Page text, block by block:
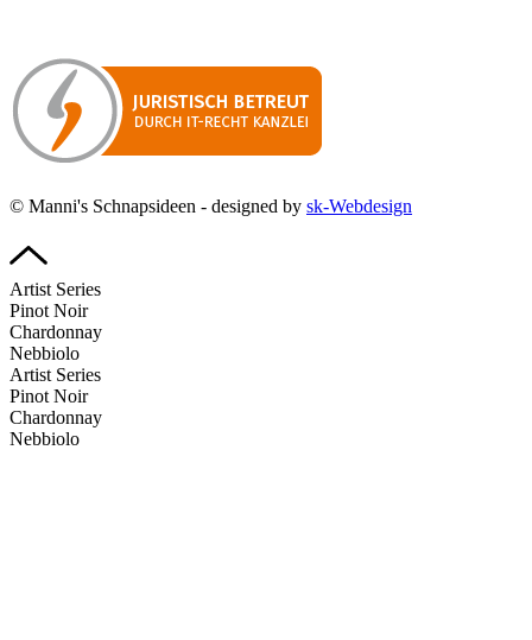
© Manni's Schnapsideen - designed by sk-Webdesign
Artist Series
Pinot Noir
Chardonnay
Nebbiolo
Artist Series
Pinot Noir
Chardonnay
Nebbiolo